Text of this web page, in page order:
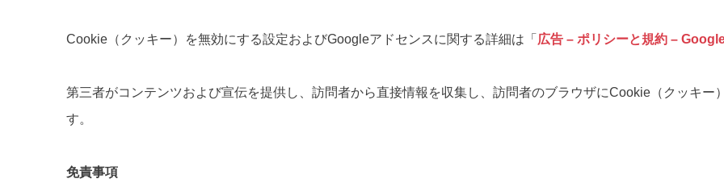
Cookie（クッキー）を無効にする設定およびGoogleアドセンスに関する詳細は「 広告 – ポリシーと規約 –
第三者がコンテンツおよび宣伝を提供し、訪問者から直接情報を収集し、訪問者のブラウザにCookie（クッキー
す。
免責事項